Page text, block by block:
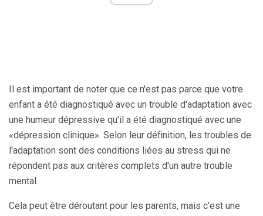
Il est important de noter que ce n'est pas parce que votre
enfant a été diagnostiqué avec un trouble d'adaptation avec
une humeur dépressive qu'il a été diagnostiqué avec une
«dépression clinique». Selon leur définition, les troubles de
l'adaptation sont des conditions liées au stress qui ne
répondent pas aux critères complets d'un autre trouble
mental.
Cela peut être déroutant pour les parents, mais c'est une